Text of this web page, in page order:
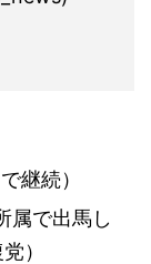
継続）
属で出馬し
）